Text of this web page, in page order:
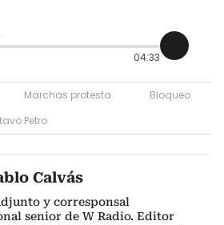
04:33
Marchas protesta
Bloqueo
Petro
Calvás
y corresponsal
senior de W Radio. Editor